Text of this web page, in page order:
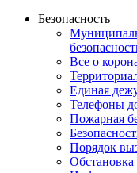
Безопасность
Все о
Единая
Телефоны
Пожарная
Порядок